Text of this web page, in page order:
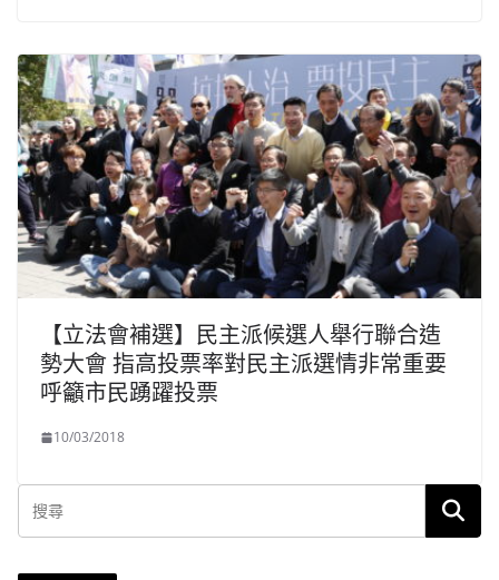
【立法會補選】民主派候選人舉行聯合造
勢大會 指高投票率對民主派選情非常重要
呼籲市民踴躍投票
10/03/2018